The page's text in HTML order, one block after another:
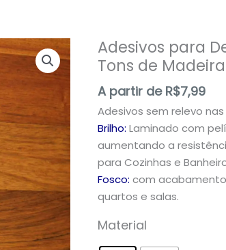
Adesivos para
Tons de Madeira
A partir de R$7,99
Adesivos sem relevo
Brilho: Laminado com
aumentando a
para Cozinhas e
Fosco: com
quartos e salas.
Material
Adesivos
para
de
Paredes
Tons
de
Madeira
quantidade